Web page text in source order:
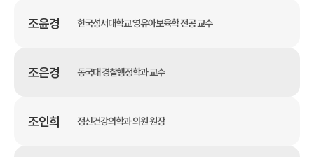
조윤경 한국성서대학교 영유아보육학 전공 교수
조은경 동국대 경찰행정학과 교수
조인희 정신건강의학과 의원 원장